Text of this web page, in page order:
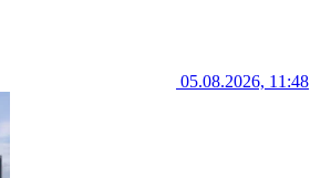
05.08.2026, 11:48